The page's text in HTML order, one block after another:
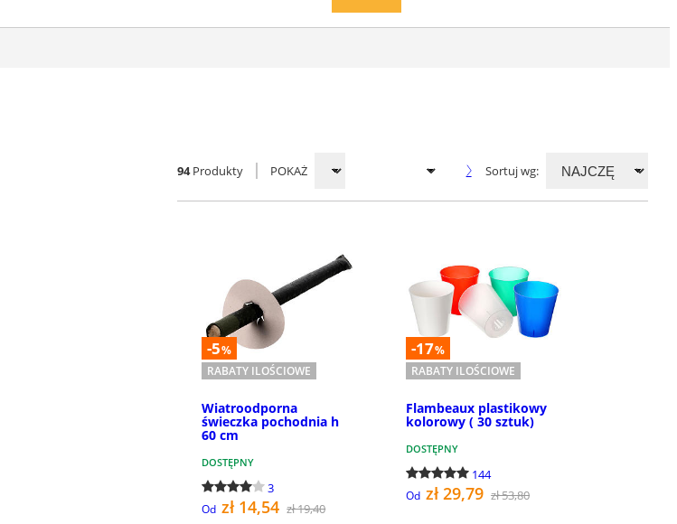
94 Produkty POKAŻ Sortuj wg:
-5%
RABATY ILOŚCIOWE
Wiatroodporna
świeczka pochodnia h
60 cm
DOSTĘPNY
3
Od zł 14,54 zł 19,40
-17%
RABATY ILOŚCIOWE
Flambeaux plastikowy
kolorowy ( 30 sztuk)
DOSTĘPNY
144
Od zł 29,79 zł 53,80